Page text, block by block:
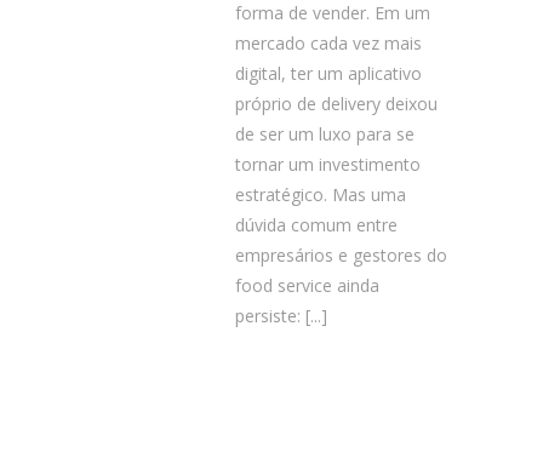
forma de vender. Em um
mercado cada vez mais
digital, ter um aplicativo
próprio de delivery deixou
de ser um luxo para se
tornar um investimento
estratégico. Mas uma
dúvida comum entre
empresários e gestores do
food service ainda
persiste: [...]